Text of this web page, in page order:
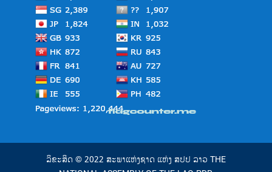
ລິຂະສິດ © 2022 ສະພາແຫ່ງຊາດ ແຫ່ງ ສປປ ລາວ THE